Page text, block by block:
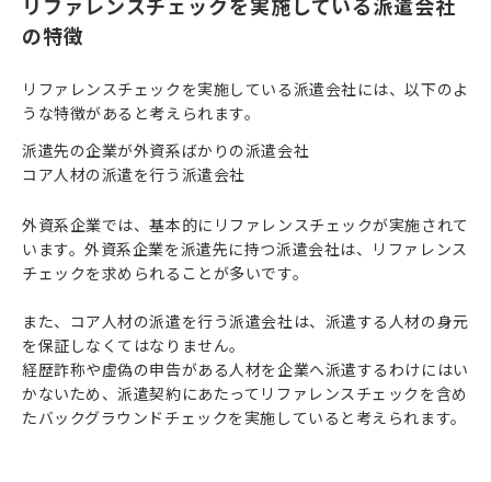
の特徴
リファレンスチェックを実施している派遣会社には、以下のよ
うな特徴があると考えられます。
派遣先の企業が外資系ばかりの派遣会社
コア人材の派遣を行う派遣会社
外資系企業では、基本的にリファレンスチェックが実施されて
います。外資系企業を派遣先に持つ派遣会社は、リファレンス
チェックを求められることが多いです。
また、コア人材の派遣を行う派遣会社は、派遣する人材の身元
を保証しなくてはなりません。
経歴詐称や虚偽の申告がある人材を企業へ派遣するわけにはい
かないため、派遣契約にあたってリファレンスチェックを含め
たバックグラウンドチェックを実施していると考えられます。